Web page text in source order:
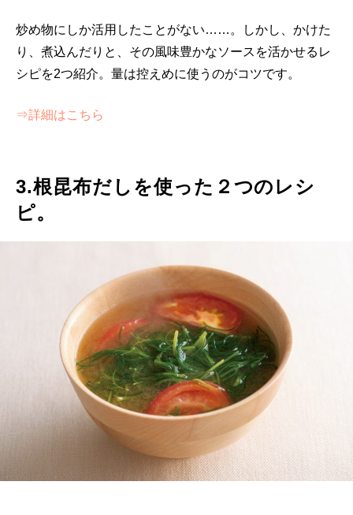
炒め物にしか活用したことがない……。しかし、かけた
り、煮込んだりと、その風味豊かなソースを活かせるレ
シピを2つ紹介。量は控えめに使うのがコツです。
⇒詳細はこちら
3.根昆布だしを使った２つのレシ
ピ。